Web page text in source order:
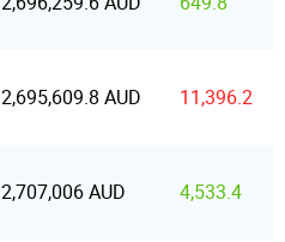
2,695,609.8 AUD 11,396.2
2,707,006 AUD 4,533.4